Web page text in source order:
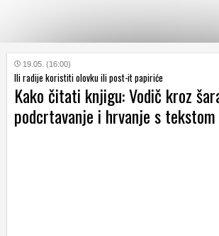
KATEGORIJE
HRVATSKI
WEB
19.05. (16:00)
Ili radije koristiti olovku ili post-it papiriće
Kako čitati knjigu: Vodič kroz
podcrtavanje i hrvanje s tekstom